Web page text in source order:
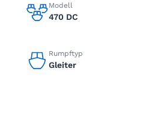
Modell
470 DC
Rumpftyp
Gleiter